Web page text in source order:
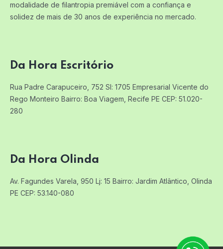
modalidade de filantropia premiável com a confiança e
solidez de mais de 30 anos de experiência no mercado.
Da Hora Escritório
Rua Padre Carapuceiro, 752 Sl: 1705 Empresarial Vicente do
Rego Monteiro Bairro: Boa Viagem, Recife PE CEP: 51.020-
280
Da Hora Olinda
Av. Fagundes Varela, 950 Lj: 15 Bairro: Jardim Atlântico, Olinda
PE CEP: 53.140-080